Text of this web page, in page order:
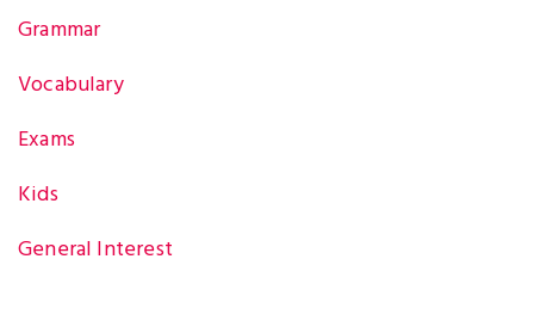
a
t
i
Grammar
Vocabulary
Exams
Kids
General Interest